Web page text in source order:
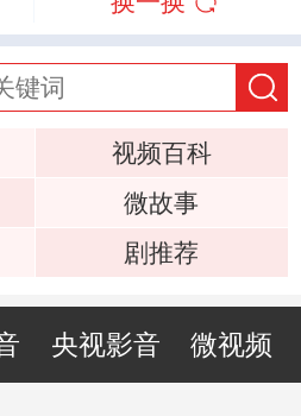
视频百科
微故事
剧推荐
央视影音 微视频